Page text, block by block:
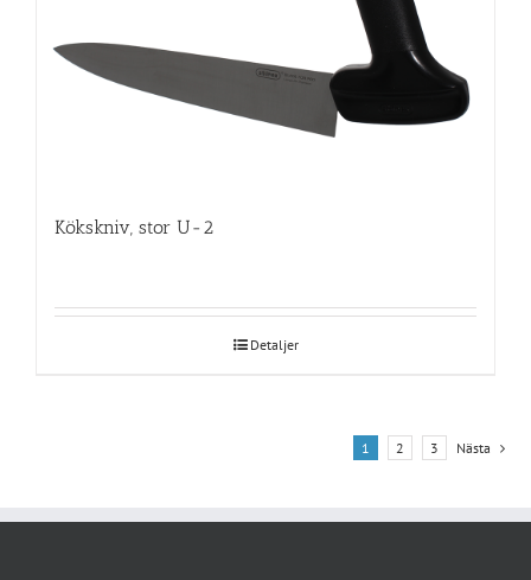
Kökskniv, stor U-2
Detaljer
1 2 3 Nästa